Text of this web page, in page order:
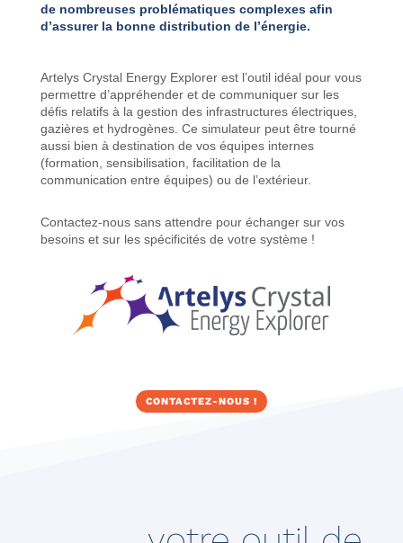
de nombreuses problématiques complexes afin
d’assurer la bonne distribution de l’énergie.
Artelys Crystal Energy Explorer est l’outil idéal pour vous
permettre d’appréhender et de communiquer sur les
défis relatifs à la gestion des infrastructures électriques,
gazières et hydrogènes. Ce simulateur peut être tourné
aussi bien à destination de vos équipes internes
(formation, sensibilisation, facilitation de la
communication entre équipes) ou de l’extérieur.
Contactez-nous sans attendre pour échanger sur vos
besoins et sur les spécificités de votre système !
CONTACTEZ-NOUS !